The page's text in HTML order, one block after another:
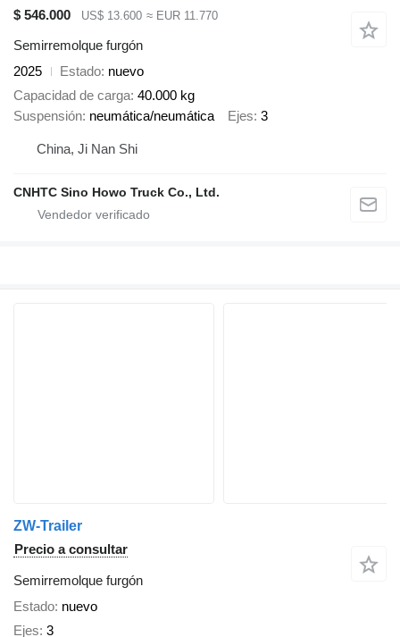
$ 546.000
US$ 13.600 ≈ EUR 11.770
Semirremolque furgón
2025
Estado nuevo
Capacidad de carga 40.000 kg
Suspensión neumática/neumática Ejes 3
China, Ji Nan Shi
CNHTC Sino Howo Truck Co., Ltd.
ZW-Trailer
Precio a consultar
Semirremolque furgón
Estado nuevo
Ejes 3